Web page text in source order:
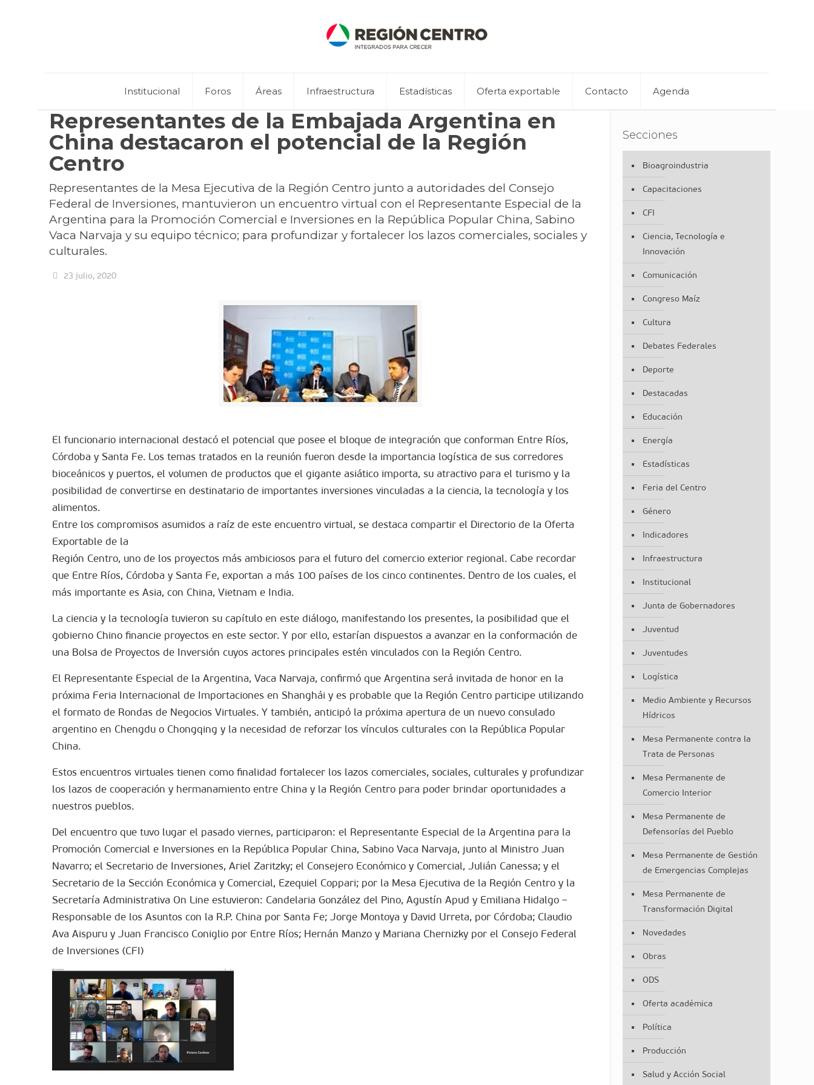
Institucional Foros Áreas Infraestructura Estadísticas Oferta exportable Contacto Agenda
Representantes de la Embajada Argentina en
China destacaron el potencial de la Región
Centro
Representantes de la Mesa Ejecutiva de la Región Centro junto a autoridades del Consejo
Federal de Inversiones, mantuvieron un encuentro virtual con el Representante Especial de la
Argentina para la Promoción Comercial e Inversiones en la República Popular China, Sabino
Vaca Narvaja y su equipo técnico; para profundizar y fortalecer los lazos comerciales, sociales y
culturales.
23 julio, 2020
El funcionario internacional destacó el potencial que posee el bloque de integración que conforman Entre Ríos,
Córdoba y Santa Fe. Los temas tratados en la reunión fueron desde la importancia logística de sus corredores
bioceánicos y puertos, el volumen de productos que el gigante asiático importa, su atractivo para el turismo y la
posibilidad de convertirse en destinatario de importantes inversiones vinculadas a la ciencia, la tecnología y los
alimentos.
Entre los compromisos asumidos a raíz de este encuentro virtual, se destaca compartir el Directorio de la Oferta
Exportable de la
Región Centro, uno de los proyectos más ambiciosos para el futuro del comercio exterior regional. Cabe recordar
que Entre Ríos, Córdoba y Santa Fe, exportan a más 100 países de los cinco continentes. Dentro de los cuales, el
más importante es Asia, con China, Vietnam e India.
La ciencia y la tecnología tuvieron su capítulo en este diálogo, manifestando los presentes, la posibilidad que el
gobierno Chino financie proyectos en este sector. Y por ello, estarían dispuestos a avanzar en la conformación de
una Bolsa de Proyectos de Inversión cuyos actores principales estén vinculados con la Región Centro.
El Representante Especial de la Argentina, Vaca Narvaja, confirmó que Argentina será invitada de honor en la
próxima Feria Internacional de Importaciones en Shanghái y es probable que la Región Centro participe utilizando
el formato de Rondas de Negocios Virtuales. Y también, anticipó la próxima apertura de un nuevo consulado
argentino en Chengdu o Chongqing y la necesidad de reforzar los vínculos culturales con la República Popular
China.
Estos encuentros virtuales tienen como finalidad fortalecer los lazos comerciales, sociales, culturales y profundizar
los lazos de cooperación y hermanamiento entre China y la Región Centro para poder brindar oportunidades a
nuestros pueblos.
Del encuentro que tuvo lugar el pasado viernes, participaron: el Representante Especial de la Argentina para la
Promoción Comercial e Inversiones en la República Popular China, Sabino Vaca Narvaja, junto al Ministro Juan
Navarro; el Secretario de Inversiones, Ariel Zaritzky; el Consejero Económico y Comercial, Julián Canessa; y el
Secretario de la Sección Económica y Comercial, Ezequiel Coppari; por la Mesa Ejecutiva de la Región Centro y la
Secretaría Administrativa On Line estuvieron: Candelaria González del Pino, Agustín Apud y Emiliana Hidalgo –
Responsable de los Asuntos con la R.P. China por Santa Fe; Jorge Montoya y David Urreta, por Córdoba; Claudio
Ava Aispuru y Juan Francisco Coniglio por Entre Ríos; Hernán Manzo y Mariana Chernizky por el Consejo Federal
de Inversiones (CFI)
Secciones
Bioagroindustria
Capacitaciones
CFI
Ciencia, Tecnología e
Innovación
Comunicación
Congreso Maíz
Cultura
Debates Federales
Deporte
Destacadas
Educación
Energía
Estadísticas
Feria del Centro
Género
Indicadores
Infraestructura
Institucional
Junta de Gobernadores
Juventud
Juventudes
Logística
Medio Ambiente y Recursos
Hídricos
Mesa Permanente contra la
Trata de Personas
Mesa Permanente de
Comercio Interior
Mesa Permanente de
Defensorías del Pueblo
Mesa Permanente de Gestión
de Emergencias Complejas
Mesa Permanente de
Transformación Digital
Novedades
Obras
ODS
Oferta académica
Política
Producción
Salud y Acción Social